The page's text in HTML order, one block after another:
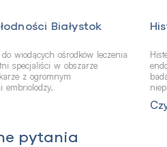
Białystok
wiodących ośrodków leczenia
specjaliści w obszarze
z ogromnym
embriolodzy.
pytania